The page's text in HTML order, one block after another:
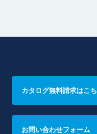
カタログ無料請求はこ
お問い合わせフォーム